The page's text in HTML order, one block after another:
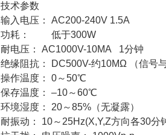
技术参数
输入电压：
AC200-240V 1.5A
功耗：
低于300W
耐电压：
AC1000V-10MA 1分钟
绝缘阻抗：
DC500V-约10MΩ （信号与
操作温度：
0～50℃
保存温度：
–10～60℃
环境湿度：
20～85%（无凝露）
耐振动：
10～25Hz(X,Y,Z方向各30分